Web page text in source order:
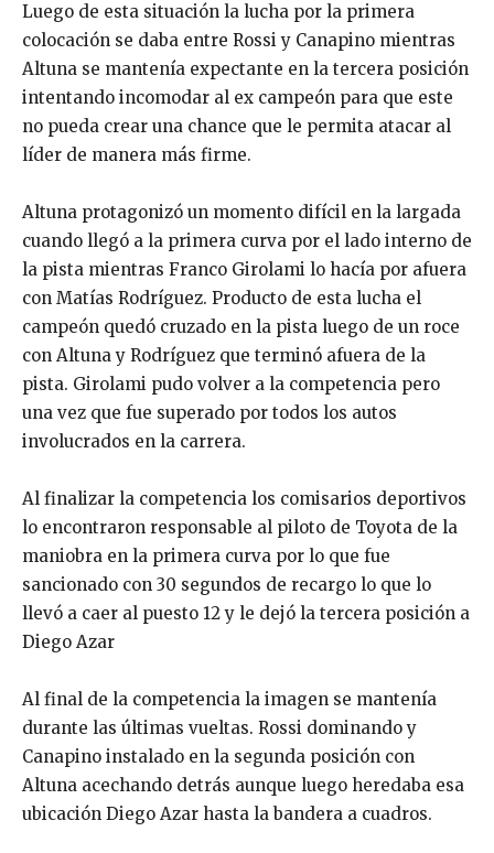
Luego de esta situación la lucha por la primera
colocación se daba entre Rossi y Canapino mientras
Altuna se mantenía expectante en la tercera posición
intentando incomodar al ex campeón para que este
no pueda crear una chance que le permita atacar al
líder de manera más firme.
Altuna protagonizó un momento difícil en la largada
cuando llegó a la primera curva por el lado interno de
la pista mientras Franco Girolami lo hacía por afuera
con Matías Rodríguez. Producto de esta lucha el
campeón quedó cruzado en la pista luego de un roce
con Altuna y Rodríguez que terminó afuera de la
pista. Girolami pudo volver a la competencia pero
una vez que fue superado por todos los autos
involucrados en la carrera.
Al finalizar la competencia los comisarios deportivos
lo encontraron responsable al piloto de Toyota de la
maniobra en la primera curva por lo que fue
sancionado con 30 segundos de recargo lo que lo
llevó a caer al puesto 12 y le dejó la tercera posición a
Diego Azar
Al final de la competencia la imagen se mantenía
durante las últimas vueltas. Rossi dominando y
Canapino instalado en la segunda posición con
Altuna acechando detrás aunque luego heredaba esa
ubicación Diego Azar hasta la bandera a cuadros.